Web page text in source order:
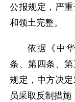
公报规定，严
和领土完整。
依据《中
条、第四条、
规定，中方决
员采取反制措施